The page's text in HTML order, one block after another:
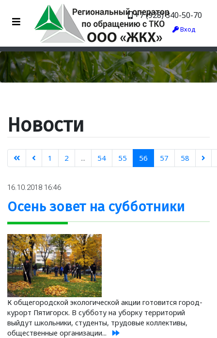
+7 (928) 340-50-70
Вход
Новости
1 2 ... 54 55 56 57 58
16.10.2018 16:46
Осень зовет на субботники
К общегородской экологической акции готовится город-
курорт Пятигорск. В субботу на уборку территорий
выйдут школьники, студенты, трудовые коллективы,
общественные организации...